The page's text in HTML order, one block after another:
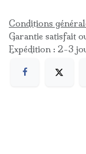
Conditions
Garantie satisfait
Expédition : 2-3